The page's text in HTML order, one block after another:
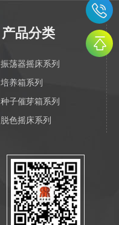
产品分类
振荡器摇床系列
培养箱系列
种子催芽箱系列
脱色摇床系列
恒温磁力搅拌器系列
电动搅拌器系列
离心机系列
水浴锅系列